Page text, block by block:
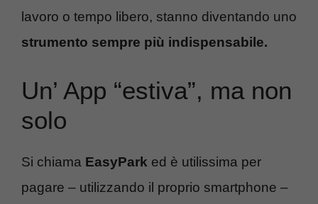
lavoro o tempo libero, stanno diventando uno
strumento sempre più indispensabile.
Un’ App “estiva”, ma non
solo
Si chiama EasyPark ed è utilissima per
pagare – utilizzando il proprio smartphone –